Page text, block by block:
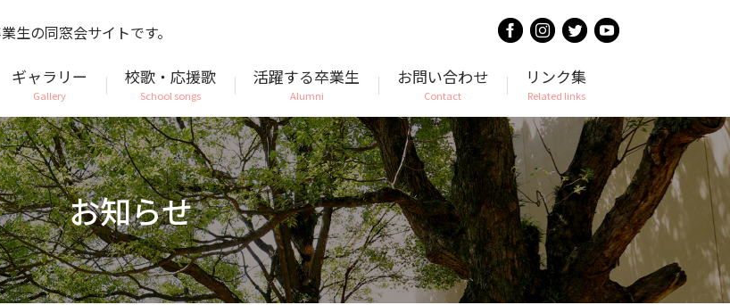
生の同窓会サイトです。
ギャラリー
Gallery
校歌・応援歌
School songs
活躍する卒業生
Alumni
お問い合わせ
Contact
リンク集
Related links
お知らせ